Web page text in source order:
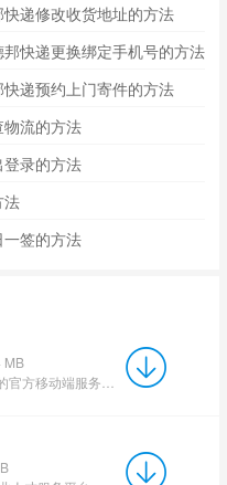
递修改收货地址的方法
快递更换绑定手机号的方法
递预约上门寄件的方法
流的方法
录的方法
法
签的方法
MB